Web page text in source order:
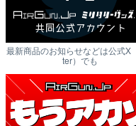
最新商品のお知らせなどは公式X
ter）でも